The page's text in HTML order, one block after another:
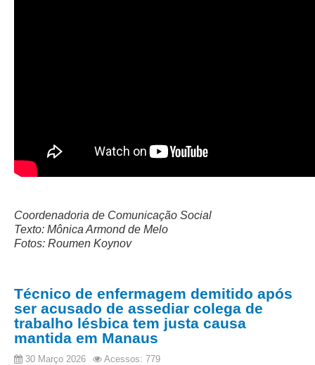
Audiências e Sessões
Serviço de Informação ao Cidadão
Ouvidoria
Gestão Orcamentária
Licitações, contratos e Instrumentos
Gestão de Pessoas
Coordenadoria de Comunicação Social
Texto: Mônica Armond de Melo
Fotos: Roumen Koynov
Técnico de enfermagem demitido após
ser acusado de assediar colega de
trabalho lésbica tem justa causa
mantida em Manaus
30 Março 2026 Acessos: 779